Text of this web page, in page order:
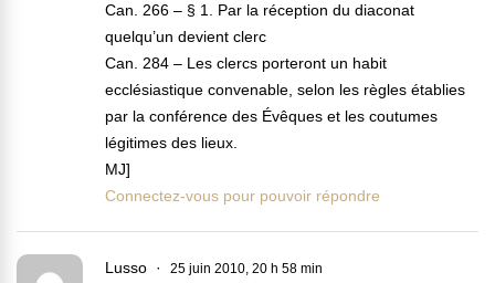
Can. 266 – § 1. Par la réception du diaconat
quelqu’un devient clerc
Can. 284 – Les clercs porteront un habit
ecclésiastique convenable, selon les règles établies
par la conférence des Évêques et les coutumes
légitimes des lieux.
MJ]
Connectez-vous pour pouvoir répondre
Lusso 25 juin 2010, 20 h 58 min